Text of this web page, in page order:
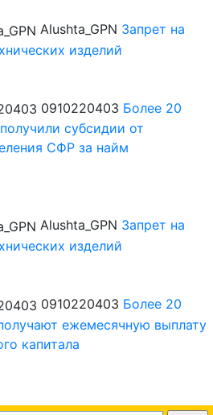
Alushta_GPN Запрет на
изделий
0910220403 Более 20
субсидии от
СФР за найм
Alushta_GPN Запрет на
изделий
0910220403 Более 20
ежемесячную выплату
капитала